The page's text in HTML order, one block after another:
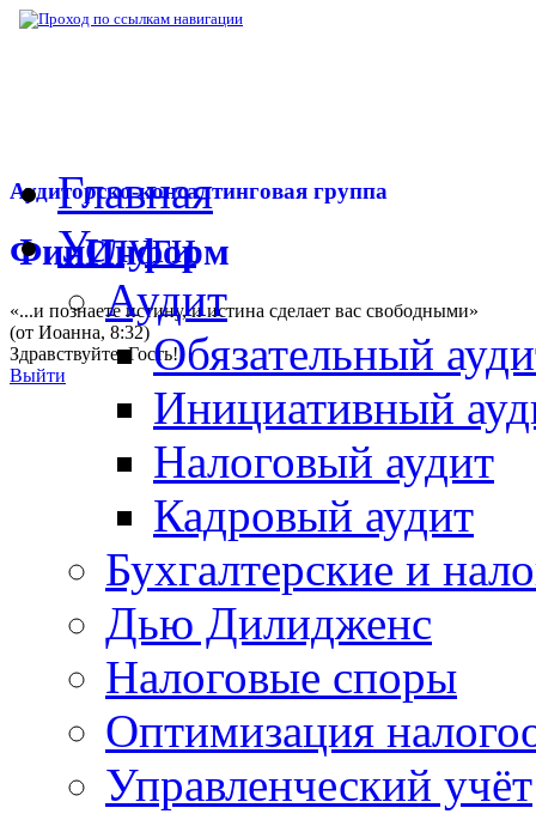
Аудиторско-консалтинговая группа
ФинИнформ
«...и познаете истину, и истина сделает вас свободными»
(от Иоанна, 8:32)
Здравствуйте,Гость!
Выйти
Главная
Услуги
Аудит
Обязательный
Инициативный
Налоговый аудит
Кадровый аудит
Бухгалтерские и
Дью Дилидженс
Налоговые споры
Оптимизация
Управленческий учёт